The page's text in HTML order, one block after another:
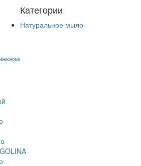
Категории
Натуральное мыло